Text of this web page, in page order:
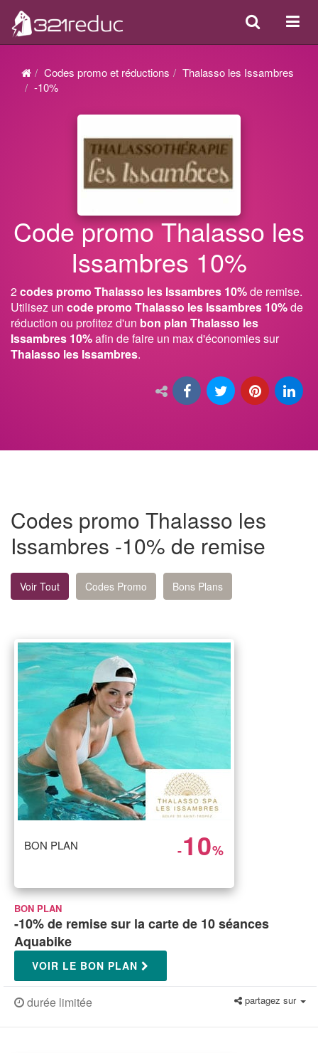
ou
Search
Codes promo et réductions
Thalasso les Issambres
-10%
Code promo Thalasso les
Issambres 10%
2codes promo Thalasso les Issambres 10%de remise.
Utilisez un code promo Thalasso les Issambres 10%de
réduction ou profitez d'un bon plan Thalasso les
Issambres 10%afin de faire un max d'économies sur
Thalasso les Issambres.
Codes promo Thalasso les
Issambres -10% de remise
Voir Tout Codes Promo Bons Plans
BON PLAN -10%
BON PLAN
-10% de remise sur la carte de 10 séances
Aquabike
VOIR LE BON PLAN
durée limitée partagez sur